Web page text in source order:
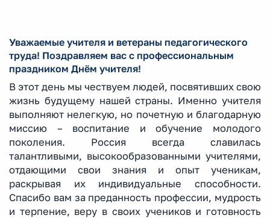
Уважаемые учителя и ветераны педагогического
труда! Поздравляем вас с профессиональным
праздником Днём учителя!
В этот день мы чествуем людей, посвятивших свою
жизнь будущему нашей страны. Именно учителя
выполняют нелегкую, но почетную и благодарную
миссию – воспитание и обучение молодого
поколения. Россия всегда славилась
талантливыми, высокообразованными учителями,
отдающими свои знания и опыт ученикам,
раскрывая их индивидуальные способности.
Спасибо вам за преданность профессии, мудрость
и терпение, веру в своих учеников и готовность